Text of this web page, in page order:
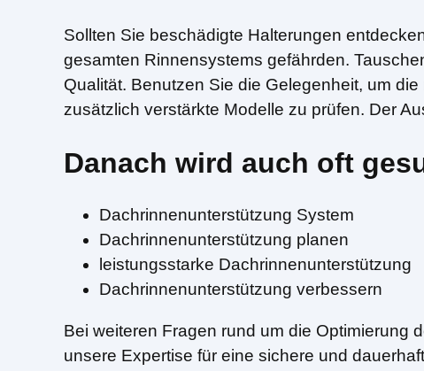
Sollten Sie beschädigte Halterungen
gesamten Rinnensystems gefährden.
Qualität. Benutzen Sie die Gelegenheit, um
zusätzlich verstärkte Modelle zu prüfen. Der
Danach wird auch oft
Dachrinnenunterstützung System
Dachrinnenunterstützung planen
leistungsstarke Dachrinnenunterstützung
Dachrinnenunterstützung verbessern
Bei weiteren Fragen rund um die Optimierung
unsere Expertise für eine sichere und